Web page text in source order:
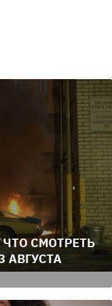
СМОТРЕТЬ
АВГУСТА